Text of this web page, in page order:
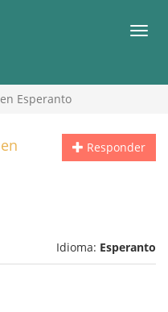
Esperanto
Responder
Idioma: Esperanto